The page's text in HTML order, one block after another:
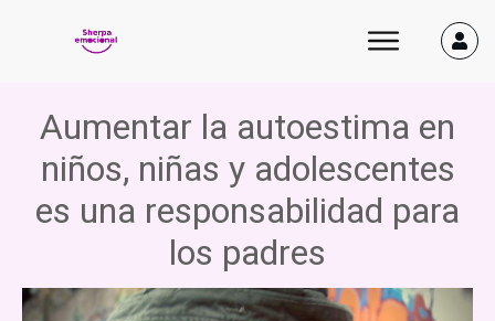
Aumentar la autoestima en
niños, niñas y adolescentes
es una responsabilidad para
los padres